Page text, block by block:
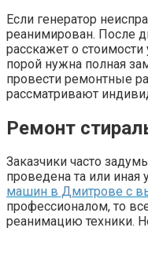
Если генератор
реанимирован. После
расскажет о
порой нужна полная
провести ремонтные
рассматривают
Ремонт
Заказчики часто
проведена та или иная
машин в Дмитрове с
профессионалом, то
реанимацию техники.